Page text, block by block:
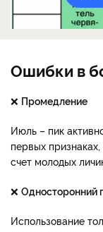
Ошибки в
❌ Промедление
Июль – пик
первых
счет молодых
❌ Односторонний
Использование